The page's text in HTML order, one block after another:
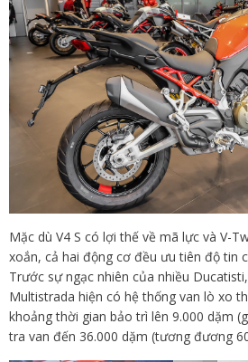
Mặc dù V4 S có lợi thế về mã lực và V-
xoắn, cả hai động cơ đều ưu tiên độ tin
Trước sự ngạc nhiên của nhiều
Multistrada hiện có hệ thống van lò xo
khoảng thời gian bảo trì lên 9.000 dặm
tra van đến 36.000 dặm (tương đương